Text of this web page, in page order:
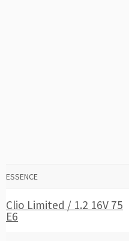
ESSENCE
Clio Limited / 1.2 16V 75
E6